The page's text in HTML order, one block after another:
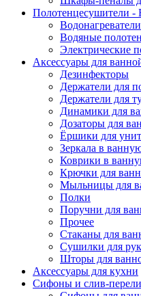
Полотенцесушители -
Водонагреватели
Водяные
Электрические
Аксессуары для
Дезинфекторы
Держатели для
Держатели для
Динамики для
Дозаторы для
Ёршики для
Зеркала в
Коврики в
Крючки для
Мыльницы для
Полки
Поручни для
Прочее
Стаканы для
Сушилки для рук
Шторы для
Аксессуары для кухни
Сифоны и слив-